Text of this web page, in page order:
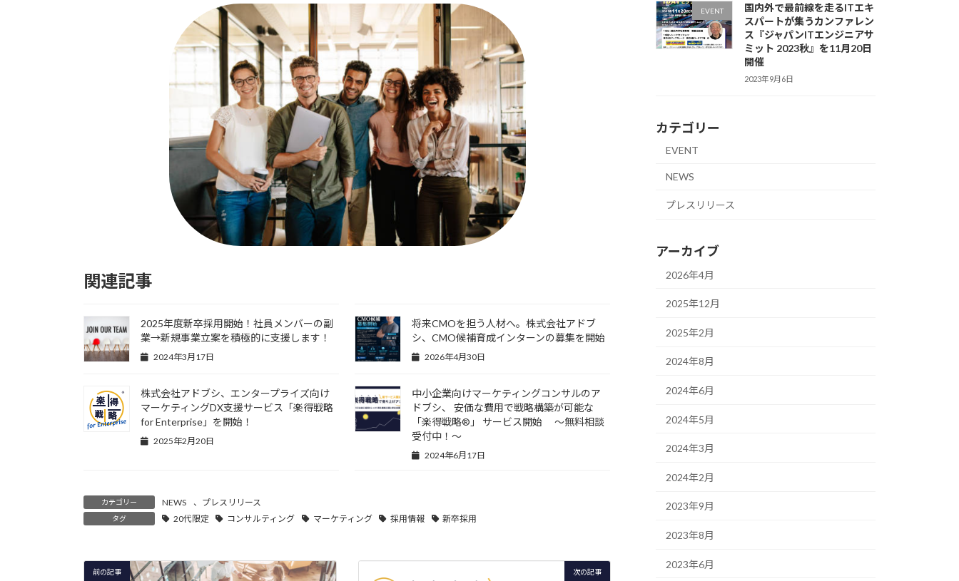
関連記事
2025年度新卒採用開始！社員メンバーの副
業→新規事業立案を積極的に支援します！
2024年3月17日
将来CMOを担う人材へ。株式会社アドブ
シ、CMO候補育成インターンの募集を開始
2026年4月30日
株式会社アドブシ、エンタープライズ向け
マーケティングDX支援サービス「楽得戦略
for Enterprise」を開始！
2025年2月20日
中小企業向けマーケティングコンサルのア
ドブシ、 安価な費用で戦略構築が可能な
「楽得戦略®️」 サービス開始 〜無料相談
受付中！〜
2024年6月17日
カテゴリー NEWS 、 プレスリリース
タグ 20代限定 コンサルティング マーケティング 採用情報 新卒採用
前の記事 次の記事
EVENT
国内外で最前線を走るITエキ
スパートが集うカンファレン
ス『ジャパンITエンジニアサ
ミット 2023秋』を11月20日
開催
2023年9月6日
カテゴリー
EVENT
NEWS
プレスリリース
アーカイブ
2026年4月
2025年12月
2025年2月
2024年8月
2024年6月
2024年5月
2024年3月
2024年2月
2023年9月
2023年8月
2023年6月